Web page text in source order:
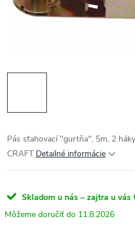
Pás sťahovací ''gurtňa'', 5m, 2
CRAFT Detailné informácie
Skladom u nás – zajtra u
11.8.2026